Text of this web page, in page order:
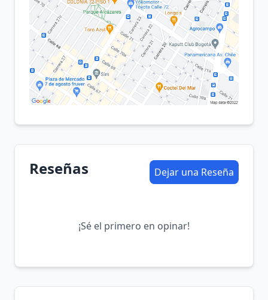
Reseñas Dejar una Reseña
¡Sé el primero en opinar!